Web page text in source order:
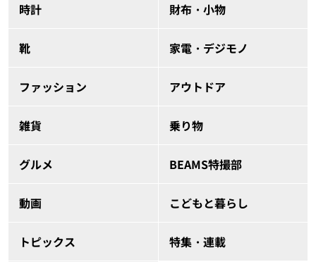
時計 財布・小物
靴 家電・デジモノ
ファッション アウトドア
雑貨 乗り物
グルメ BEAMS特撮部
動画 こどもと暮らし
トピックス 特集・連載